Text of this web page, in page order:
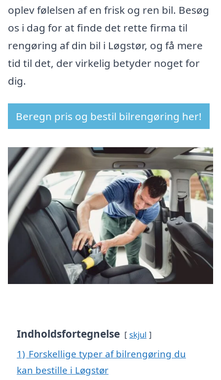
oplev følelsen af en frisk og ren bil. Besøg
os i dag for at finde det rette firma til
rengøring af din bil i Løgstør, og få mere
tid til det, der virkelig betyder noget for
dig.
Beregn pris og bestil bilrengøring her!
Indholdsfortegnelse skjul
1) Forskellige typer af bilrengøring du
kan bestille i Løgstør